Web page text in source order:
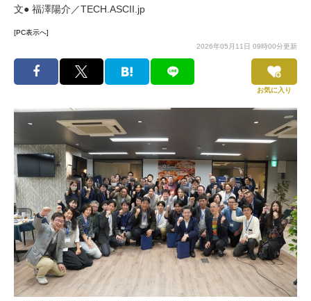
文● 福澤陽介／TECH.ASCII.jp
[PC表示へ]
2026年05月11日 09時00分更新
お気に入り